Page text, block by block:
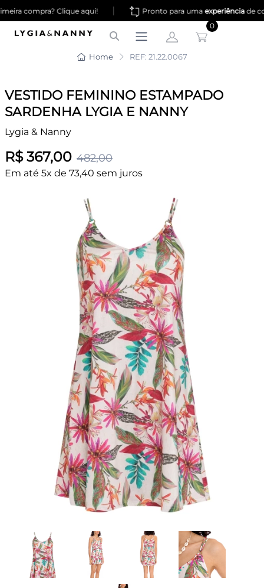
compra? Clique aqui! Pronto para umaexperiênciade
0
Home REF: 21.22.0067
VESTIDO FEMININO ESTAMPADO
SARDENHA LYGIA E NANNY
Lygia & Nanny
R$ 367,00 482,00
Em até 5x de 73,40 sem juros